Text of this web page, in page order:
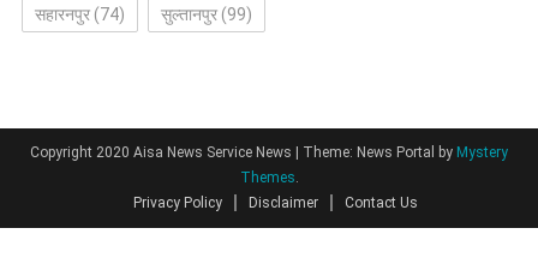
सहारनपुर(74) सुल्तानपुर(99)
Copyright 2020 Aisa News Service News Theme: News Portal by Mystery
Themes.
Privacy Policy
Disclaimer Contact Us